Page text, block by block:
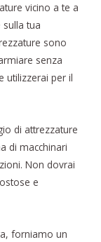
vicino a te a
tua
sono
senza
utilizzerai per il
di attrezzature
di macchinari
Non dovrai
e
forniamo un